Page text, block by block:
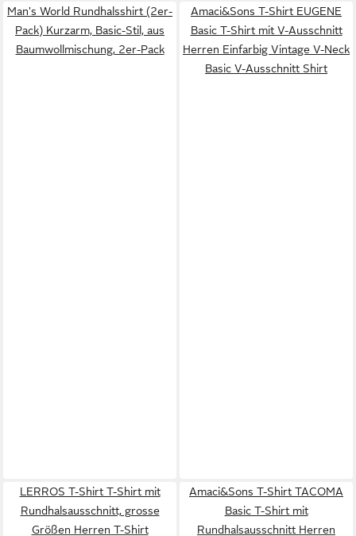
Man's World Rundhalsshirt (2er-
Pack) Kurzarm, Basic-Stil, aus
Baumwollmischung, 2er-Pack
Amaci&Sons T-Shirt EUGENE
Basic T-Shirt mit V-Ausschnitt
Herren Einfarbig Vintage V-Neck
Basic V-Ausschnitt Shirt
LERROS T-Shirt T-Shirt mit
Rundhalsausschnitt, grosse
Größen Herren T-Shirt
Amaci&Sons T-Shirt TACOMA
Basic T-Shirt mit
Rundhalsausschnitt Herren